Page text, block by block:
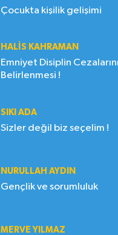
Çocukta kişilik gelişimi
HALIS KAHRAMAN
Emniyet Disiplin
Belirlenmesi !
SIKI ADA
Sizler değil biz seçelim !
NURULLAH AYDIN
Gençlik ve sorumluluk
MERVE YILMAZ